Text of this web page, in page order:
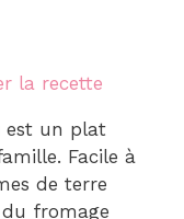
la recette
est un plat
Facile à
de terre
fromage